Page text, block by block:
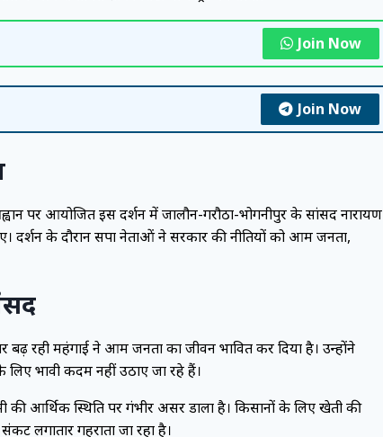
Join Now
Join Now
पर आयोजित इस प्रदर्शन में जालौन-गरौठा-भोगनीपुर के सांसद नारायण
प्रदर्शन के दौरान सपा नेताओं ने सरकार की नीतियों को आम जनता,
बढ़ रही महंगाई ने आम जनता का जीवन प्रभावित कर दिया है। उन्होंने
प्रभावी कदम नहीं उठाए जा रहे हैं।
आर्थिक स्थिति पर गंभीर असर डाला है। किसानों के लिए खेती की
लगातार गहराता जा रहा है।